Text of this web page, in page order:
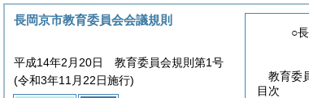
○
教育委
目次
長岡京市教育委員会会議規則
平成14年2月20日 教育委員会規則第1号
(令和3年11月22日施行)